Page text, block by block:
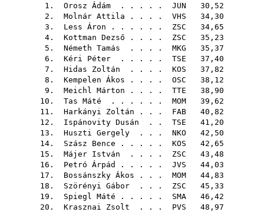
1. Orosz Ádám . . . . . JUN 30,52
2. Molnár Attila . . . . VHS 34,30
3. Less Áron . . . . . . ZSC 34,65
4. Kottman Dezső . . . . ZSC 35,23
5. Németh Tamás . . . . MKG 35,37
6. Kéri Péter . . . . . TSE 37,40
7. Hidas Zoltán . . . . KOS 37,82
8. Kempelen Ákos . . . . OSC 38,12
9. Meichl Márton . . . . TTE 38,90
10. Tas Máté . . . . . . MOM 39,62
11. Harkányi Zoltán . . . FAB 40,82
12. Ispánovity Dusán . . TSE 41,20
13. Huszti Gergely . . . NKO 42,50
14. Szász Bence . . . . . KOS 42,65
15. Májer István . . . . ZSC 43,48
16. Petró Árpád . . . . . JVS 44,03
17. Bossánszky Ákos . . . MOM 44,83
18. Szörényi Gábor . . . ZSC 45,33
19. Spiegl Máté . . . . . SMA 46,42
20. Krasznai Zsolt . . . PVS 48,97